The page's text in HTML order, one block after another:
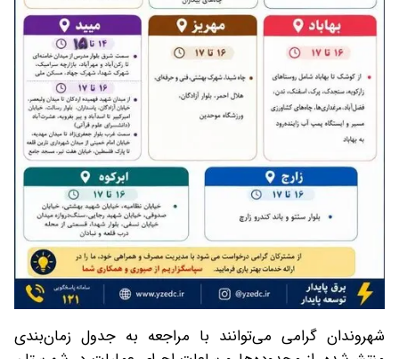
شهروندان گرامی می‌توانند با مراجعه به جدول زمان‌بندی